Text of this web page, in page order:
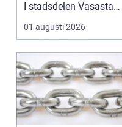
I stadsdelen Vasastan
har utvecklingen gå...
01 augusti 2026